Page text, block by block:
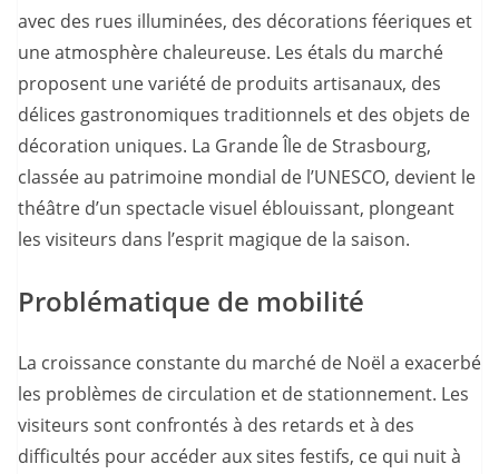
avec des rues illuminées, des décorations féeriques et
une atmosphère chaleureuse. Les étals du marché
proposent une variété de produits artisanaux, des
délices gastronomiques traditionnels et des objets de
décoration uniques. La Grande Île de Strasbourg,
classée au patrimoine mondial de l’UNESCO, devient le
théâtre d’un spectacle visuel éblouissant, plongeant
les visiteurs dans l’esprit magique de la saison.
Problématique de mobilité
La croissance constante du marché de Noël a exacerbé
les problèmes de circulation et de stationnement. Les
visiteurs sont confrontés à des retards et à des
difficultés pour accéder aux sites festifs, ce qui nuit à